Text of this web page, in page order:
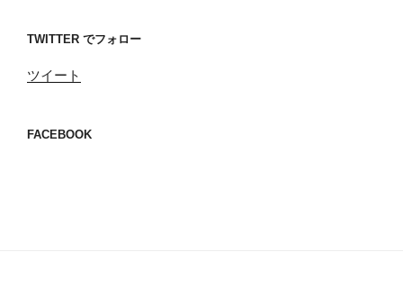
TWITTER でフォロー
ツイート
FACEBOOK